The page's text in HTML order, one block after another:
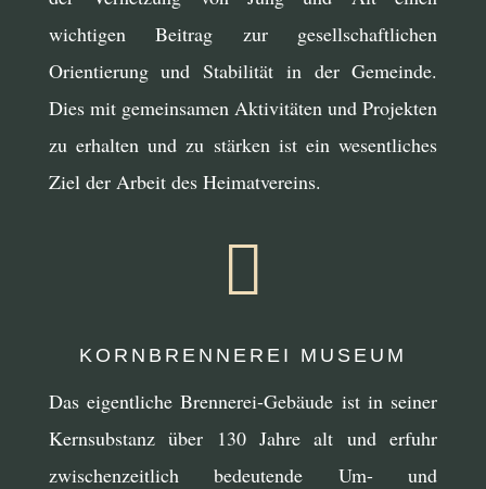
wichtigen Beitrag zur gesellschaftlichen
Orientierung und Stabilität in der Gemeinde.
Dies mit gemeinsamen Aktivitäten und Projekten
zu erhalten und zu stärken ist ein wesentliches
Ziel der Arbeit des Heimatvereins.

KORNBRENNEREI MUSEUM
Das eigentliche Brennerei-Gebäude ist in seiner
Kernsubstanz über 130 Jahre alt und erfuhr
zwischenzeitlich bedeutende Um- und